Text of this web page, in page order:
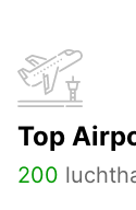
Top
200